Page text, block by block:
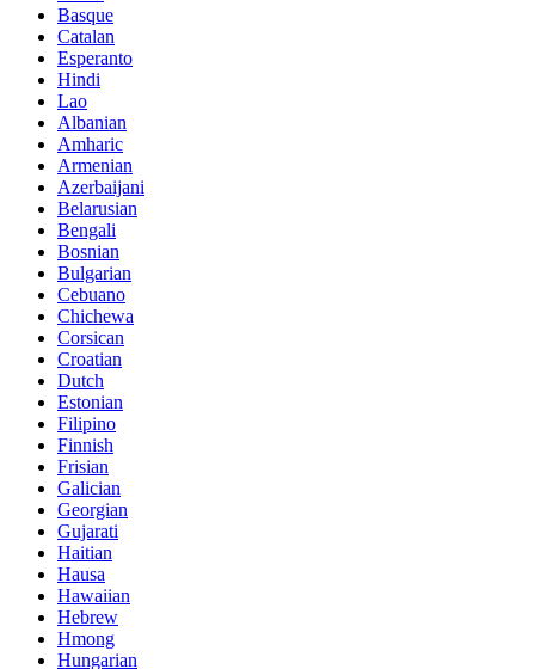
Basque
Catalan
Esperanto
Hindi
Lao
Albanian
Amharic
Armenian
Azerbaijani
Belarusian
Bengali
Bosnian
Bulgarian
Cebuano
Chichewa
Corsican
Croatian
Dutch
Estonian
Filipino
Finnish
Frisian
Galician
Georgian
Gujarati
Haitian
Hausa
Hawaiian
Hebrew
Hmong
Hungarian